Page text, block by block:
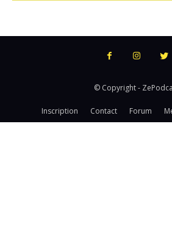
© Copyright -
Inscription Contact Forum